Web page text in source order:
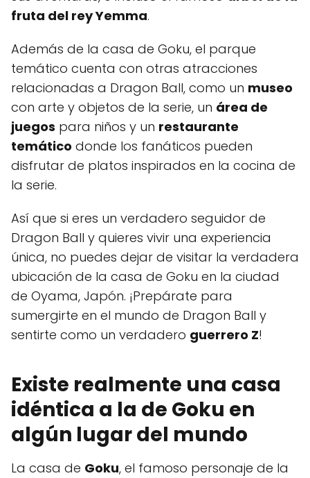
fruta del rey Yemma.
Además de la casa de Goku, el parque
temático cuenta con otras atracciones
relacionadas a Dragon Ball, como un museo
con arte y objetos de la serie, un área de
juegos para niños y un restaurante
temático donde los fanáticos pueden
disfrutar de platos inspirados en la cocina de
la serie.
Así que si eres un verdadero seguidor de
Dragon Ball y quieres vivir una experiencia
única, no puedes dejar de visitar la verdadera
ubicación de la casa de Goku en la ciudad
de Oyama, Japón. ¡Prepárate para
sumergirte en el mundo de Dragon Ball y
sentirte como un verdadero guerrero Z!
Existe realmente una casa
idéntica a la de Goku en
algún lugar del mundo
La casa de Goku, el famoso personaje de la